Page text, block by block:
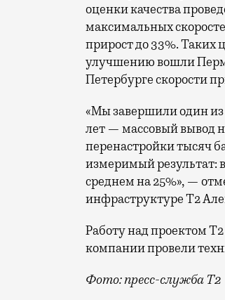
оценки качества
максимальных
прирост до 33%. Таких
улучшению вошли
Петербурге скорости
«Мы завершили один
лет — массовый вывод
перенастройки тысяч
измеримый результат:
среднем на 25%», —
инфраструктуре Т2
Работу над проектом
компании провели
Фото: пресс-служба Т2